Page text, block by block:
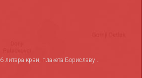
литара крви, плакета Бориславу...